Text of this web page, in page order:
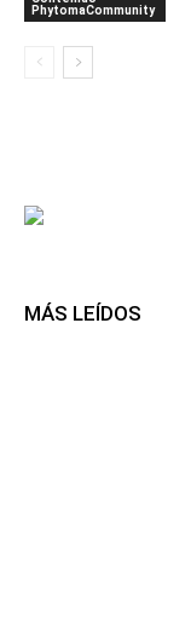
PhytomaCommunity
MÁS LEÍDOS